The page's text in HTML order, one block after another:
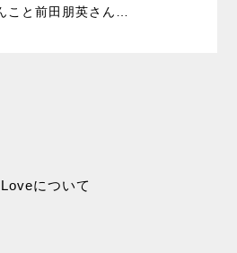
こと前田朋英さん…
について